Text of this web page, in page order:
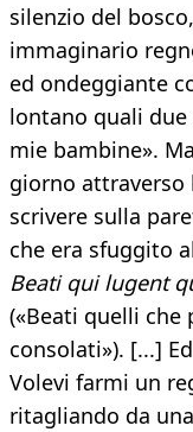
silenzio del
immaginario
ed ondeggiante
lontano quali
mie bambine».
giorno
scrivere sulla
che era sfuggito
Beati qui lugent
(«Beati quelli che
consolati»). [...]
Volevi farmi un
ritagliando da